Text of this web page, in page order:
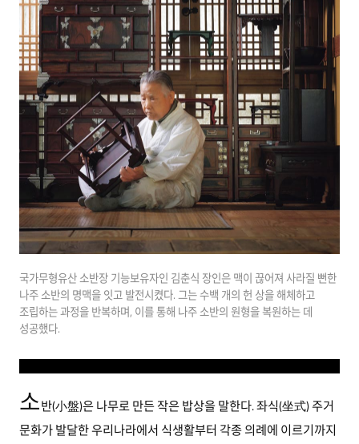
국가무형유산 소반장 기능보유자인 김춘식 장인은 맥이 끊어져 사라질 뻔한
나주 소반의 명맥을 잇고 발전시켰다. 그는 수백 개의 헌 상을 해체하고
조립하는 과정을 반복하며, 이를 통해 나주 소반의 원형을 복원하는 데
성공했다.
소반(小盤)은 나무로 만든 작은 밥상을 말한다. 좌식(坐式) 주거
문화가 발달한 우리나라에서 식생활부터 각종 의례에 이르기까지